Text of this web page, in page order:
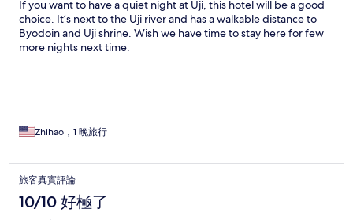
If you want to have a quiet night at Uji, this hotel will be a good
choice. It’s next to the Uji river and has a walkable distance to
Byodoin and Uji shrine. Wish we have time to stay here for few
more nights next time.
Zhihao，1 晚旅行
旅客真實評論
10/10 好極了